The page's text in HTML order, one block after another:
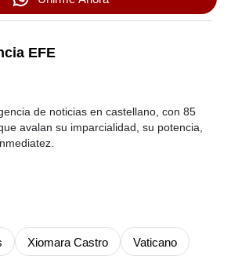
EFE
de noticias en castellano, con 85
avalan su imparcialidad, su potencia,
Xiomara Castro Vaticano